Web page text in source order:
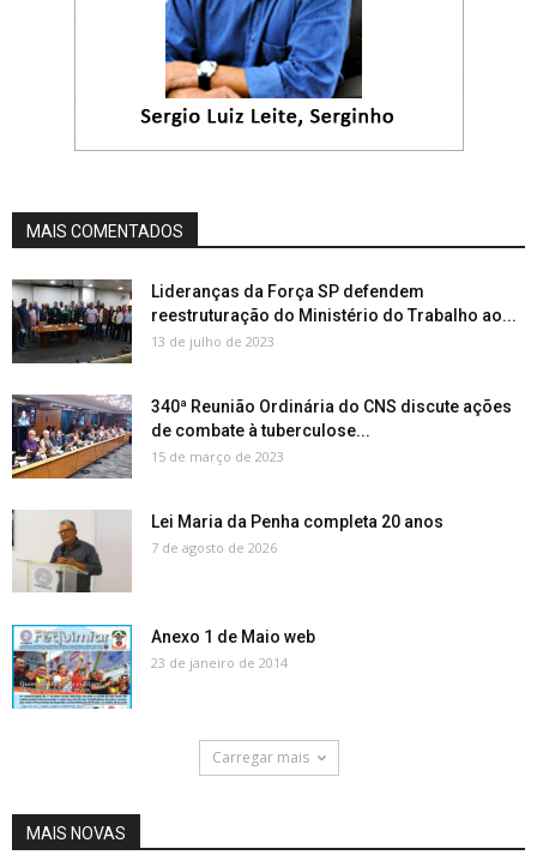
MAIS COMENTADOS
Lideranças da Força SP defendem
reestruturação do Ministério do Trabalho ao...
13 de julho de 2023
340ª Reunião Ordinária do CNS discute ações
de combate à tuberculose...
15 de março de 2023
Lei Maria da Penha completa 20 anos
7 de agosto de 2026
Anexo 1 de Maio web
23 de janeiro de 2014
Carregar mais
MAIS NOVAS